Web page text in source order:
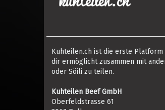
Kuhteilen.ch ist die erste Platform
dir ermöglicht zusammen mit
oder Söili zu teilen.
Kuhteilen Beef GmbH
Oberfeldstrasse 61